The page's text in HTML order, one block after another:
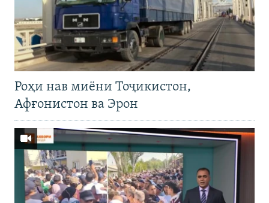
Роҳи нав миёни Тоҷикистон,
Афғонистон ва Эрон